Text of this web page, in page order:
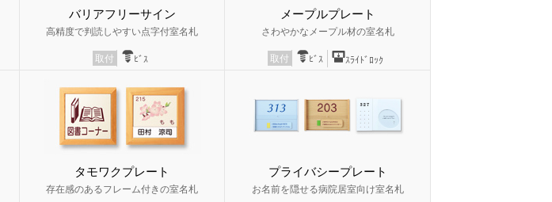
バリアフリーサイン
高精度で判読しやすい点字付室名札
取付 ﾋﾞｽ
メープルプレート
さわやかなメープル材の室名札
取付 ﾋﾞｽ ｽﾗｲﾄﾞﾛｯｸ
タモワクプレート
存在感のあるフレーム付きの室名札
プライバシープレート
お名前を隠せる病院居室向け室名札